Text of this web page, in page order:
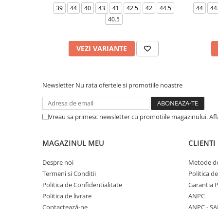
39 44 40 43 41 42.5 42
44.5
40.5
VEZI VARIANTE
44
Newsletter Nu rata ofertele si promotiile noastre
Vreau sa primesc newsletter cu promotiile magazinului.
MAGAZINUL MEU
Despre noi
Termeni si Conditii
Politica de Confidentialitate
Politica de livrare
Contactează-ne
CLIENTI
Metode
Politica
Garantia
ANPC
ANPC - SAL